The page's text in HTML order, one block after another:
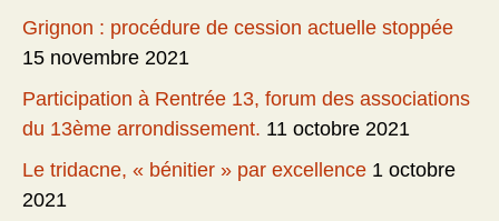
Grignon : procédure de cession actuelle stoppée
15 novembre 2021
Participation à Rentrée 13, forum des associations
du 13ème arrondissement. 11 octobre 2021
Le tridacne, « bénitier » par excellence 1 octobre
2021